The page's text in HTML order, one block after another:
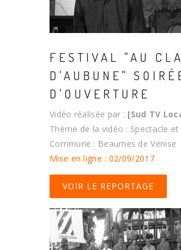
FESTIVAL "AU
D'AUBUNE"
D'OUVERTURE
Vidéo réalisée par : [Sud TV
Thème de la vidéo : Spectacle et
Commune : Beaumes de Venise
Mise en ligne : 02/09/2017
VOIR LE REPORTAGE